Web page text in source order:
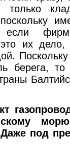
только
если
их
берега, то
под